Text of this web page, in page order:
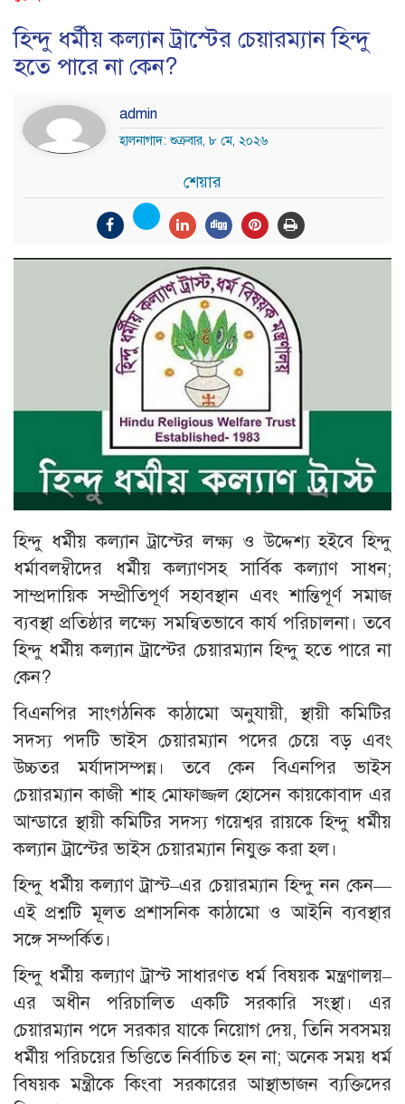
হিন্দু ধর্মীয় কল্যান ট্রাস্টের চেয়ারম্যান হিন্দু
হতে পারে না কেন?
admin
হালনাগাদ: শুক্রবার, ৮ মে, ২০২৬
শেয়ার
হিন্দু ধর্মীয় কল্যান ট্রাস্টের লক্ষ্য ও উদ্দেশ্য হইবে হিন্দু
ধর্মাবলম্বীদের ধর্মীয় কল্যাণসহ সার্বিক কল্যাণ সাধন;
সাম্প্রদায়িক সম্প্রীতিপূর্ণ সহাবস্থান এবং শান্তিপূর্ণ সমাজ
ব্যবস্থা প্রতিষ্ঠার লক্ষ্যে সমন্বিতভাবে কার্য পরিচালনা। তবে
হিন্দু ধর্মীয় কল্যান ট্রাস্টের চেয়ারম্যান হিন্দু হতে পারে না
কেন?
বিএনপির সাংগঠনিক কাঠামো অনুযায়ী, স্থায়ী কমিটির
সদস্য পদটি ভাইস চেয়ারম্যান পদের চেয়ে বড় এবং
উচ্চতর মর্যাদাসম্পন্ন। তবে কেন বিএনপির ভাইস
চেয়ারম্যান কাজী শাহ মোফাজ্জল হোসেন কায়কোবাদ এর
আন্ডারে স্থায়ী কমিটির সদস্য গয়েশ্বর রায়কে হিন্দু ধর্মীয়
কল্যান ট্রাস্টের ভাইস চেয়ারম্যান নিযুক্ত করা হল।
হিন্দু ধর্মীয় কল্যাণ ট্রাস্ট–এর চেয়ারম্যান হিন্দু নন কেন—
এই প্রশ্নটি মূলত প্রশাসনিক কাঠামো ও আইনি ব্যবস্থার
সঙ্গে সম্পর্কিত।
হিন্দু ধর্মীয় কল্যাণ ট্রাস্ট সাধারণত ধর্ম বিষয়ক মন্ত্রণালয়–
এর অধীন পরিচালিত একটি সরকারি সংস্থা। এর
চেয়ারম্যান পদে সরকার যাকে নিয়োগ দেয়, তিনি সবসময়
ধর্মীয় পরিচয়ের ভিত্তিতে নির্বাচিত হন না; অনেক সময় ধর্ম
বিষয়ক মন্ত্রীকে কিংবা সরকারের আস্থাভাজন ব্যক্তিদের